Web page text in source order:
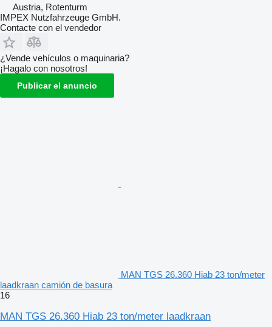
Austria, Rotenturm
IMPEX Nutzfahrzeuge GmbH.
Contacte con el vendedor
¿Vende vehículos o maquinaria?
¡Hagalo con nosotros!
Publicar el anuncio
MAN TGS 26.360 Hiab 23 ton/meter
laadkraan camión de basura
16
MAN TGS 26.360 Hiab 23 ton/meter laadkraan